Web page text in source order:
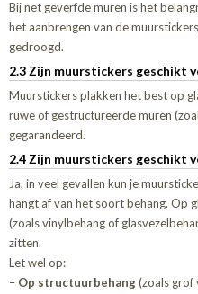
Bij net geverfde muren is het
het aanbrengen van de
gedroogd.
2.3 Zijn muurstickers geschikt
Muurstickers plakken het best op
ruwe of gestructureerde muren
gegarandeerd.
2.4 Zijn muurstickers geschikt
Ja, in veel gevallen kun je
hangt af van het soort behang. Op
(zoals vinylbehang of
zitten.
Let wel op:
– Op structuurbehang(zoals grof